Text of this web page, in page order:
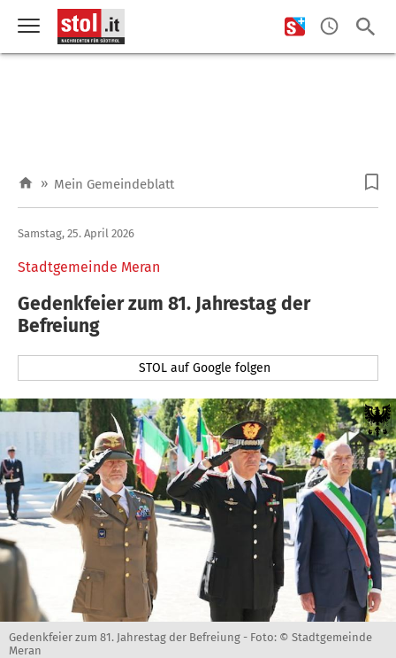
» Mein Gemeindeblatt
Stadtgemeinde Meran
Samstag, 25. April 2026
Gedenkfeier zum 81. Jahrestag der
Befreiung
STOL auf Google folgen
Gedenkfeier zum 81. Jahrestag der Befreiung - Foto: © Stadtgemeinde
Meran